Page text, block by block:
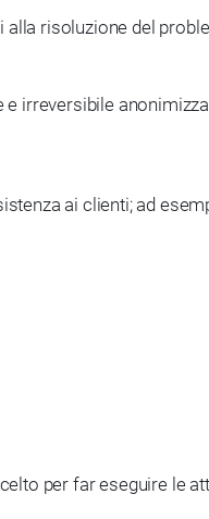
risoluzione del
irreversibile
ai clienti; ad
per far eseguire le